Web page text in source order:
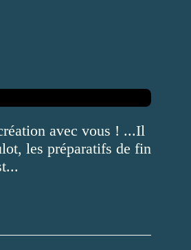
avec vous ! ...Il
les préparatifs de fin